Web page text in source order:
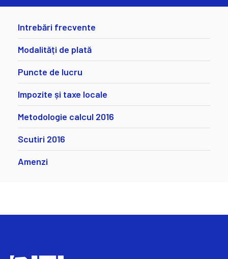
Intrebări frecvente
Modalități de plată
Puncte de lucru
Impozite și taxe locale
Metodologie calcul 2016
Scutiri 2016
Amenzi